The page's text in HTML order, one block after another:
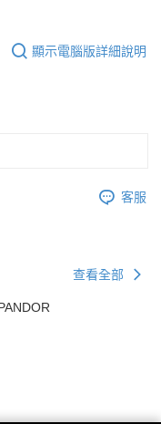
顯示電腦版詳細說明
客服
查看全部